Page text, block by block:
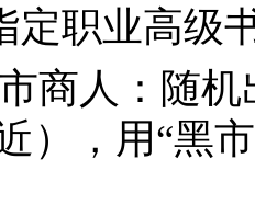
定职业高级
商人：随
），用“黑